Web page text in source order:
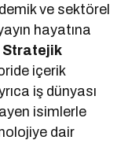
ve sektörel
hayatına
Stratejik
içerik
iş dünyası
isimlerle
dair